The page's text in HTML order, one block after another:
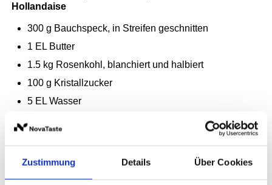
Zustimmung Details Über Cookies
Hollandaise
300 g Bauchspeck, in Streifen geschnitten
1 EL Butter
1.5 kg Rosenkohl, blanchiert und halbiert
100 g Kristallzucker
5 EL Wasser
3
EL
WIBERG BIO Honig-Balsamessig
2 EL WIBERG Pfeffer-Cuvée